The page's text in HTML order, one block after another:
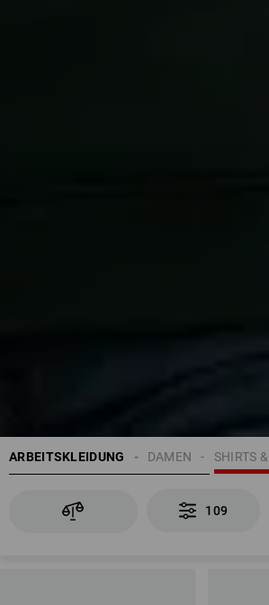
ARBEITSKLEIDUNG SHIRTS &
DAMEN
109